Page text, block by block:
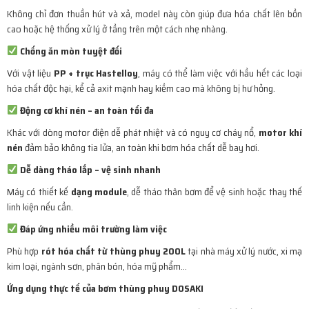
Không chỉ đơn thuần hút và xả, model này còn giúp đưa hóa chất lên bồn
cao hoặc hệ thống xử lý ở tầng trên một cách nhẹ nhàng.
Chống ăn mòn tuyệt đối
Với vật liệu PP + trục Hastelloy, máy có thể làm việc với hầu hết các loại
hóa chất độc hại, kể cả axit mạnh hay kiềm cao mà không bị hư hỏng.
Động cơ khí nén – an toàn tối đa
Khác với dòng motor điện dễ phát nhiệt và có nguy cơ cháy nổ, motor khí
nénđảm bảo không tia lửa, an toàn khi bơm hóa chất dễ bay hơi.
Dễ dàng tháo lắp – vệ sinh nhanh
Máy có thiết kế dạng module, dễ tháo thân bơm để vệ sinh hoặc thay thế
linh kiện nếu cần.
Đáp ứng nhiều môi trường làm việc
Phù hợp rót hóa chất từ thùng phuy 200Ltại nhà máy xử lý nước, xi mạ
kim loại, ngành sơn, phân bón, hóa mỹ phẩm…
Ứng dụng thực tế của bơm thùng phuy DOSAKI